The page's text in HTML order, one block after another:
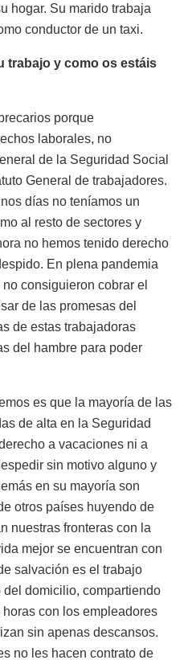
hogar. Su marido trabaja
conductor de un taxi.
trabajo y como os estáis
porque
laborales, no
de la Seguridad Social
General de trabajadores.
días no teníamos un
al resto de sectores y
no hemos tenido derecho
En plena pandemia
consiguieron cobrar el
de las promesas del
de estas trabajadoras
del hambre para poder
es que la mayoría de las
de alta en la Seguridad
a vacaciones ni a
sin motivo alguno y
en su mayoría son
otros países huyendo de
nuestras fronteras con la
mejor se encuentran con
salvación es el trabajo
domicilio, compartiendo
con los empleadores
sin apenas descansos.
no les hacen contrato de